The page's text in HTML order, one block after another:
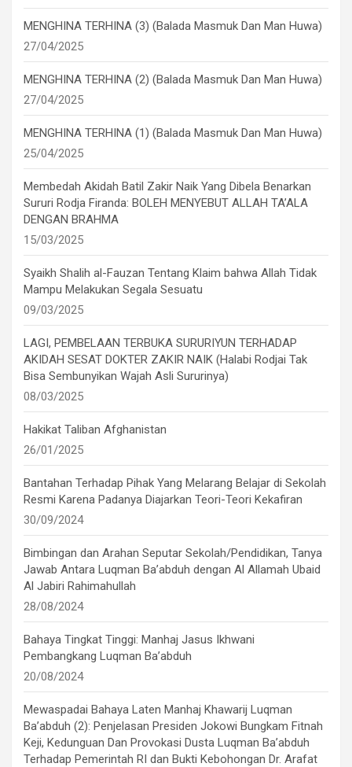
MENGHINA TERHINA (3) (Balada Masmuk Dan Man Huwa)
27/04/2025
MENGHINA TERHINA (2) (Balada Masmuk Dan Man Huwa)
27/04/2025
MENGHINA TERHINA (1) (Balada Masmuk Dan Man Huwa)
25/04/2025
Membedah Akidah Batil Zakir Naik Yang Dibela Benarkan
Sururi Rodja Firanda: BOLEH MENYEBUT ALLAH TA’ALA
DENGAN BRAHMA
15/03/2025
Syaikh Shalih al-Fauzan Tentang Klaim bahwa Allah Tidak
Mampu Melakukan Segala Sesuatu
09/03/2025
LAGI, PEMBELAAN TERBUKA SURURIYUN TERHADAP
AKIDAH SESAT DOKTER ZAKIR NAIK (Halabi Rodjai Tak
Bisa Sembunyikan Wajah Asli Sururinya)
08/03/2025
Hakikat Taliban Afghanistan
26/01/2025
Bantahan Terhadap Pihak Yang Melarang Belajar di Sekolah
Resmi Karena Padanya Diajarkan Teori-Teori Kekafiran
30/09/2024
Bimbingan dan Arahan Seputar Sekolah/Pendidikan, Tanya
Jawab Antara Luqman Ba’abduh dengan Al Allamah Ubaid
Al Jabiri Rahimahullah
28/08/2024
Bahaya Tingkat Tinggi: Manhaj Jasus Ikhwani
Pembangkang Luqman Ba’abduh
20/08/2024
Mewaspadai Bahaya Laten Manhaj Khawarij Luqman
Ba’abduh (2): Penjelasan Presiden Jokowi Bungkam Fitnah
Keji, Kedunguan Dan Provokasi Dusta Luqman Ba’abduh
Terhadap Pemerintah RI dan Bukti Kebohongan Dr. Arafat